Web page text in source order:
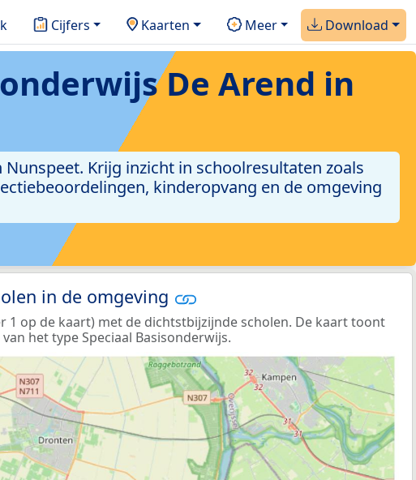
Cijfers Kaarten Meer Download
De Arend in
Krijg inzicht in schoolresultaten zoals
kinderopvang en de omgeving
in de omgeving
1 op de kaart) met de dichtstbijzijnde scholen. De kaart toont
het type Speciaal Basisonderwijs.